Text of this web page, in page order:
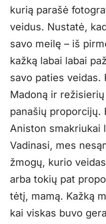
kurią parašė
veidus. Nustatė,
savo meilę – iš
kažką labai labai
savo paties veidas.
Madoną ir
panašių proporcijų.
Aniston smakriukai
Vadinasi, mes
žmogų, kurio
arba tokių pat
tėtį, mamą. Kažką
kai viskas buvo